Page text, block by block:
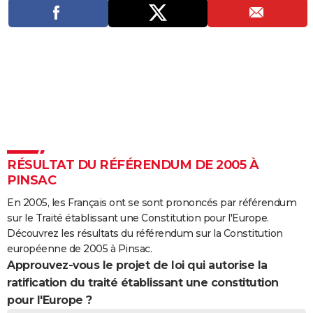
Destinations
Voyage nature
Voyage de noces
Dictionnaire
Biographies
Citations
Expressions
Proverbes
PROGRAMME TV
COPAINS D'AVANT
S'inscrire
Se connecter
Lycées
Collèges
Primaires
Universités
Entreprises
Service militaire
Avis de recherche
AVIS DE DÉCÈS
FORUM
Bricolage
Lifestyle
Culture
Sport
Auto
Television
Voyage
Cinema
RÉSULTAT DU RÉFÉRENDUM DE 2005 À
PINSAC
En 2005, les Français ont se sont prononcés par référendum
sur le Traité établissant une Constitution pour l'Europe.
Découvrez les résultats du référendum sur la Constitution
européenne de 2005 à Pinsac.
Approuvez-vous le projet de loi qui autorise la
ratification du traité établissant une constitution
pour l'Europe ?